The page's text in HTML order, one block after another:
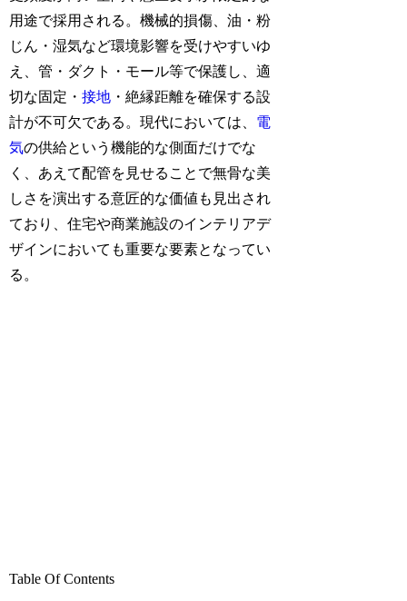
用途で採用される。機械的損傷、油・粉
じん・湿気など環境影響を受けやすいゆ
え、管・ダクト・モール等で保護し、適
切な固定・接地 ・絶縁距離を確保する設
計が不可欠である。現代においては、 電
気の供給という機能的な側面だけでな
く、あえて配管を見せることで無骨な美
しさを演出する意匠的な価値も見出され
ており、住宅や商業施設のインテリアデ
ザインにおいても重要な要素となってい
る。
Table Of Contents